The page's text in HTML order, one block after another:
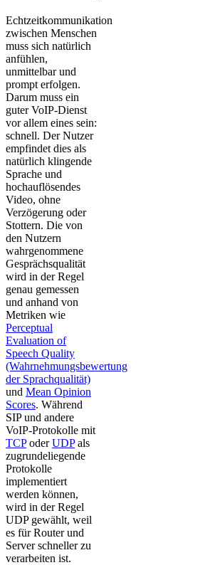
Echtzeitkommunikation
zwischen Menschen
muss sich natürlich
anfühlen,
unmittelbar und
prompt erfolgen.
Darum muss ein
guter VoIP-Dienst
vor allem eines sein:
schnell. Der Nutzer
empfindet dies als
natürlich klingende
Sprache und
hochauflösendes
Video, ohne
Verzögerung oder
Stottern. Die von
den Nutzern
wahrgenommene
Gesprächsqualität
wird in der Regel
genau gemessen
und anhand von
Metriken wie
Perceptual
Evaluation of
Speech Quality
(Wahrnehmungsbewertung
der Sprachqualität)
und Mean Opinion
Scores. Während
SIP und andere
VoIP-Protokolle mit
TCPoderUDPals
zugrundeliegende
Protokolle
implementiert
werden können,
wird in der Regel
UDP gewählt, weil
es für Router und
Server schneller zu
verarbeiten ist.